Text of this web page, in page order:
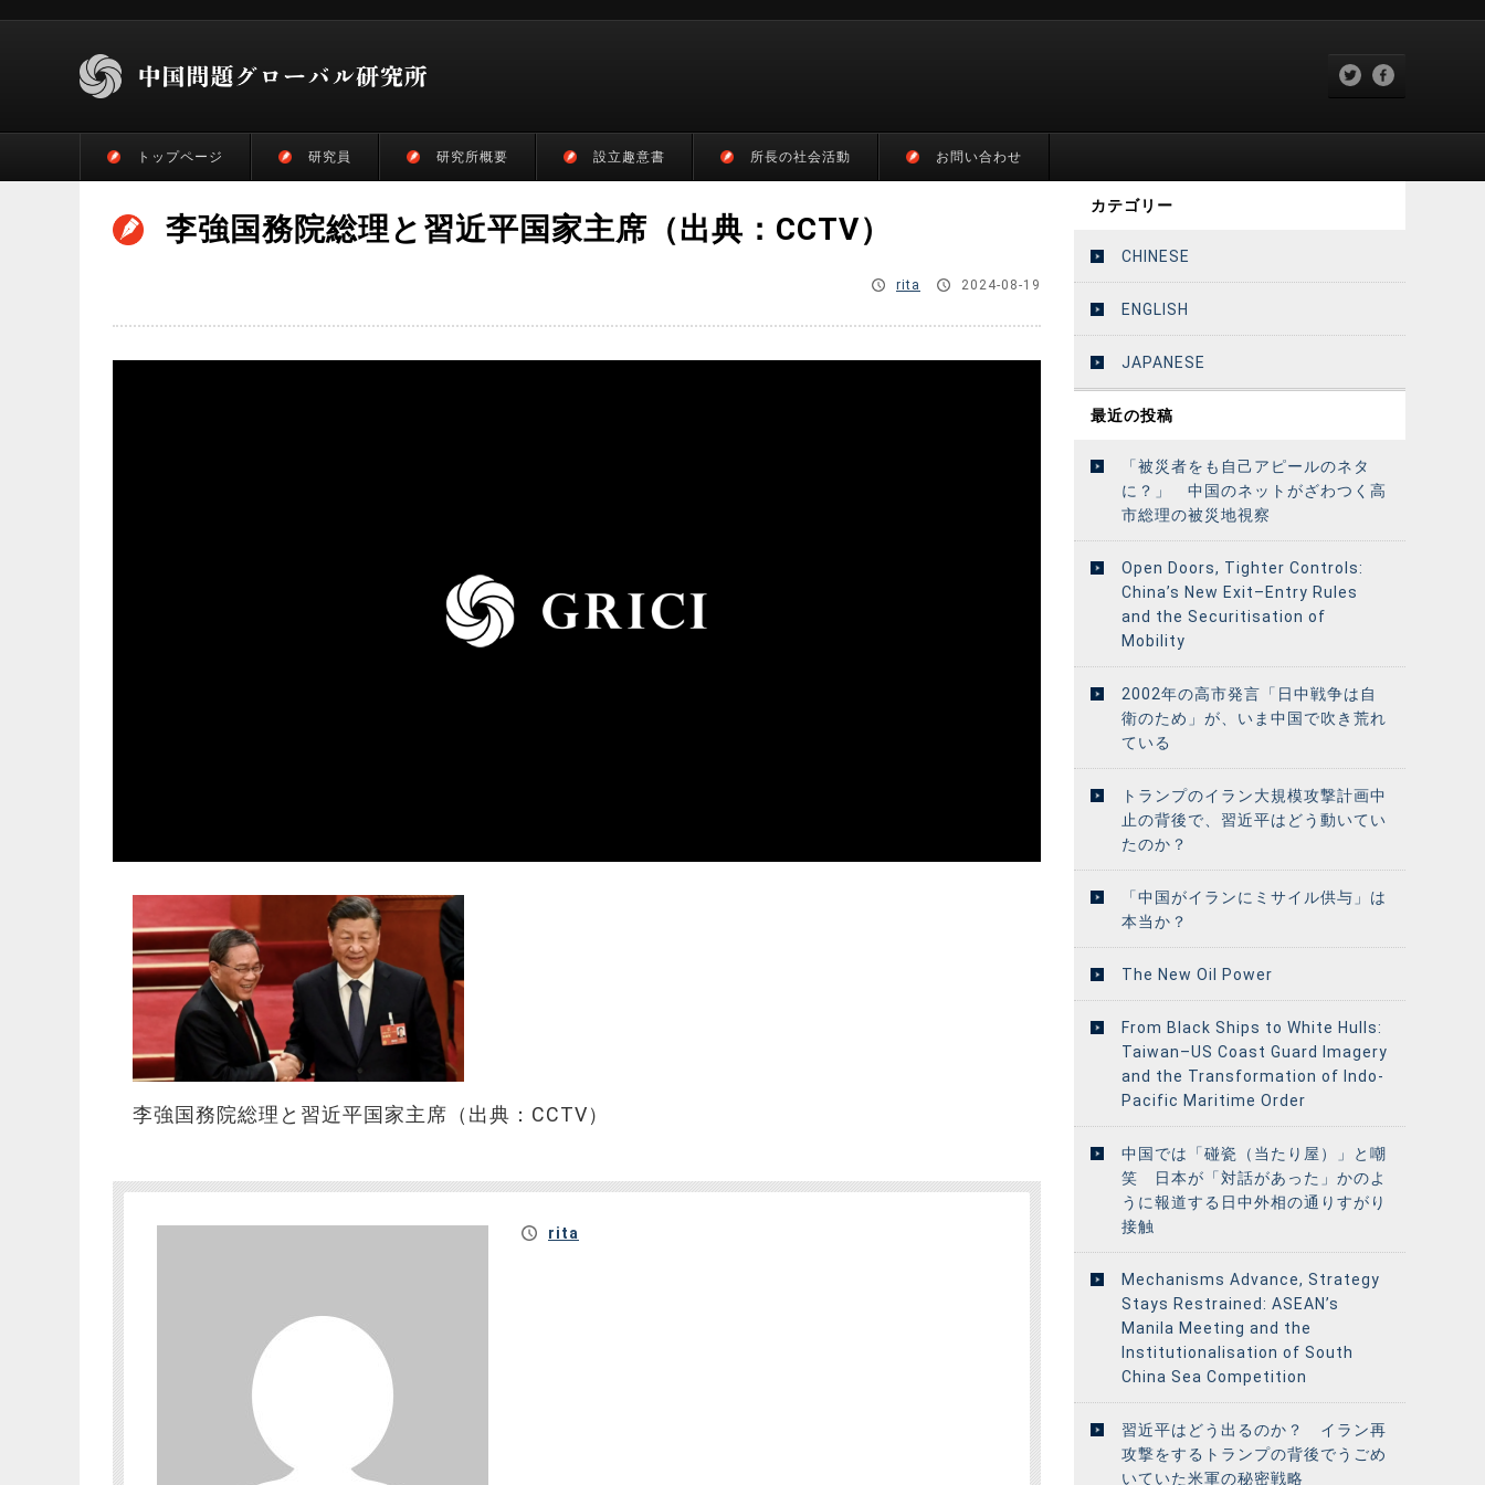
トップページ 研究員 研究所概要 設立趣意書 所長の社会活動 お問い合わせ
李強国務院総理と習近平国家主席（出典：CCTV）
rita 2024-08-19
李強国務院総理と習近平国家主席（出典：CCTV）
rita
カテゴリー
CHINESE
ENGLISH
JAPANESE
最近の投稿
「被災者をも自己アピールのネタ
に？」 中国のネットがざわつく高
市総理の被災地視察
Open Doors, Tighter Controls:
China’s New Exit–Entry Rules
and the Securitisation of
Mobility
2002年の高市発言「日中戦争は自
衛のため」が、いま中国で吹き荒れ
ている
トランプのイラン大規模攻撃計画中
止の背後で、習近平はどう動いてい
たのか？
「中国がイランにミサイル供与」は
本当か？
The New Oil Power
From Black Ships to White Hulls:
Taiwan–US Coast Guard Imagery
and the Transformation of Indo-
Pacific Maritime Order
中国では「碰瓷（当たり屋）」と嘲
笑 日本が「対話があった」かのよ
うに報道する日中外相の通りすがり
接触
Mechanisms Advance, Strategy
Stays Restrained: ASEAN’s
Manila Meeting and the
Institutionalisation of South
China Sea Competition
習近平はどう出るのか？ イラン再
攻撃をするトランプの背後でうごめ
いていた米軍の秘密戦略